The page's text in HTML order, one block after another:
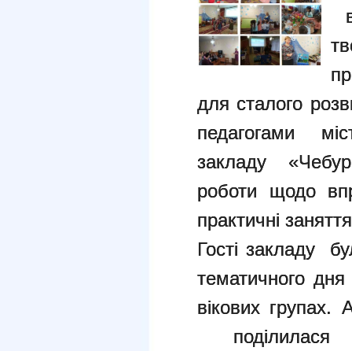
для сталого
педагогами
закладу
роботи щодо
практичні
Гості закладу
тематичного
вікових